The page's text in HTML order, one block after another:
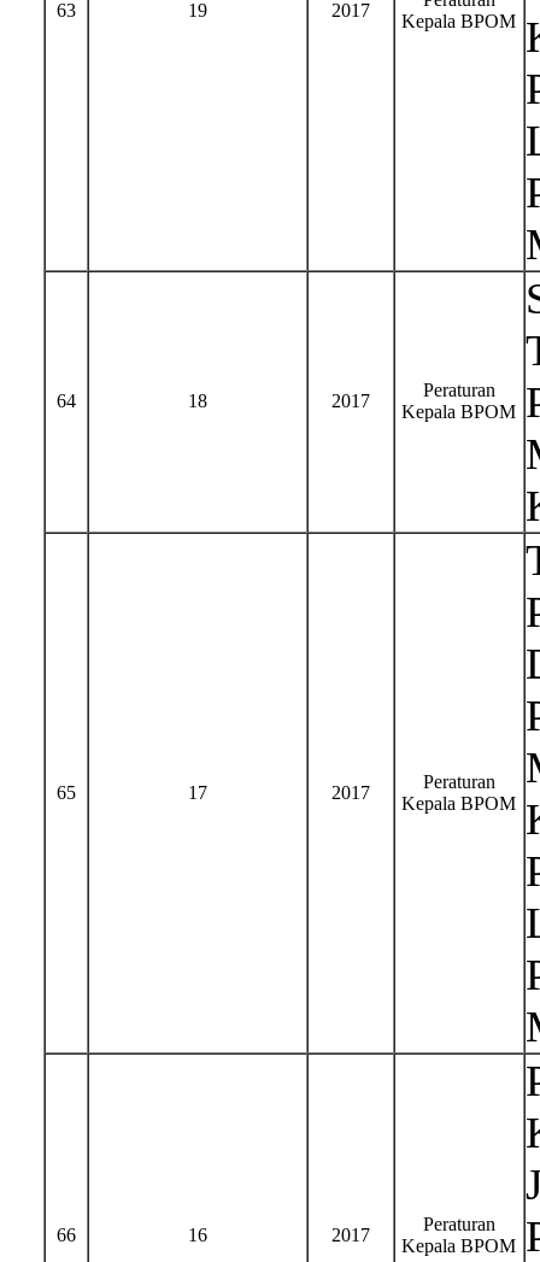
63 19 2017
Kepala BPOM
64 18 2017
Peraturan
Kepala BPOM
65 17 2017
Peraturan
Kepala BPOM
66 16 2017
Peraturan
Kepala BPOM